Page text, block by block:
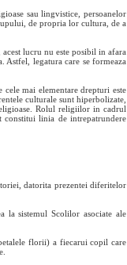
sau lingvistice, persoanelor
de propria lor cultura, de a
lucru nu este posibil in afara
Astfel, legatura care se formeaza
mai elementare drepturi este
culturale sunt hiperbolizate,
Rolul religiilor in cadrul
linia de intrepatrundere
datorita prezentei diferitelor
la sistemul Scolilor asociate ale
florii) a fiecarui copil care